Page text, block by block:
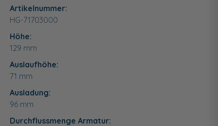
Artikelnummer:
HG-71703000
Höhe:
129 mm
Auslaufhöhe:
71 mm
Ausladung:
96 mm
Durchflussmenge Armatur: